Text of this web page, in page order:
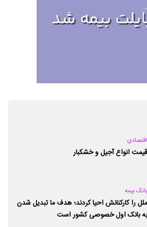
اقتصادی
قیمت انواع آجیل و خشکبار
بانک بیمه
ملل را کارکنانش احیا کردند؛ هدف ما تبدیل شدن
به بانک اول خصوصی کشور است